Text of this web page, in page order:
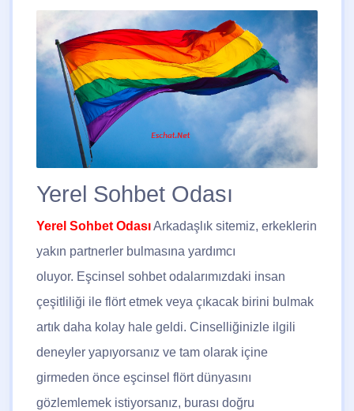
Yerel Sohbet Odası
Yerel Sohbet OdasıArkadaşlık sitemiz, erkeklerin
yakın partnerler bulmasına yardımcı
oluyor. Eşcinsel sohbet odalarımızdaki insan
çeşitliliği ile flört etmek veya çıkacak birini bulmak
artık daha kolay hale geldi. Cinselliğinizle ilgili
deneyler yapıyorsanız ve tam olarak içine
girmeden önce eşcinsel flört dünyasını
gözlemlemek istiyorsanız, burası doğru